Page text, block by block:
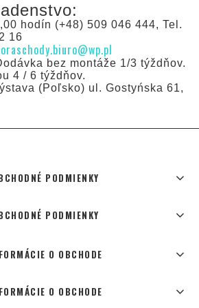
hodín (+48) 509 046 444, Tel.
16
bez montáže 1/3 týždňov.
4 / 6 týždňov.
(Poľsko) ul. Gostyńska 61,
PODMIENKY
PODMIENKY
O OBCHODE
O OBCHODE